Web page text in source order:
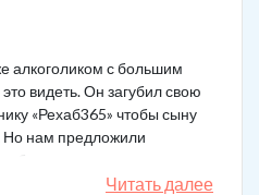
алкоголиком с большим
видеть. Он загубил свою
«Рехаб365» чтобы сыну
Но нам предложили
уж наверняка помогло.
месяца как сын не пьет. На
Читать далее